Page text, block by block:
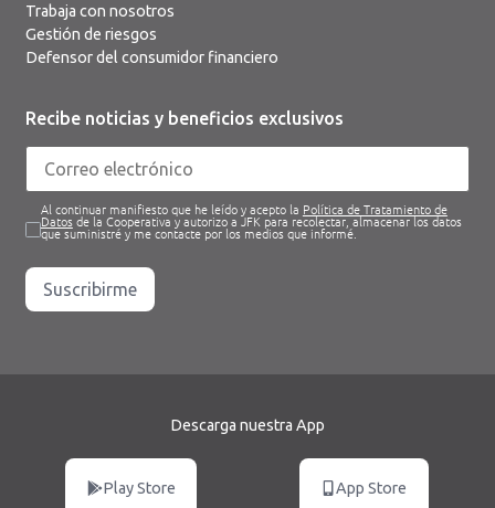
Trabaja con nosotros
Gestión de riesgos
Defensor del consumidor financiero
Recibe noticias y beneficios exclusivos
Al continuar manifiesto que he leído y acepto la Política de Tratamiento de
Datosde la Cooperativa y autorizo a JFK para recolectar, almacenar los datos
que suministré y me contacte por los medios que informé.
Suscribirme
Descarga nuestra App
Play Store App Store